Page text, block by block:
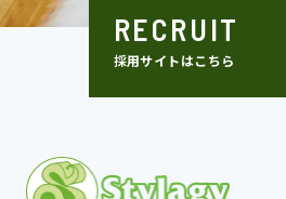
RECRUIT
採用サイトはこちら